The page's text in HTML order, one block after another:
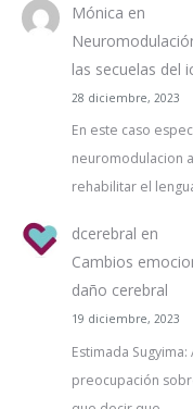
Mónica en
las secuelas del
28 diciembre, 2023
En este caso
neuromodulacion
rehabilitar el
dcerebral en
Cambios
daño cerebral
19 diciembre, 2023
Estimada
preocupación